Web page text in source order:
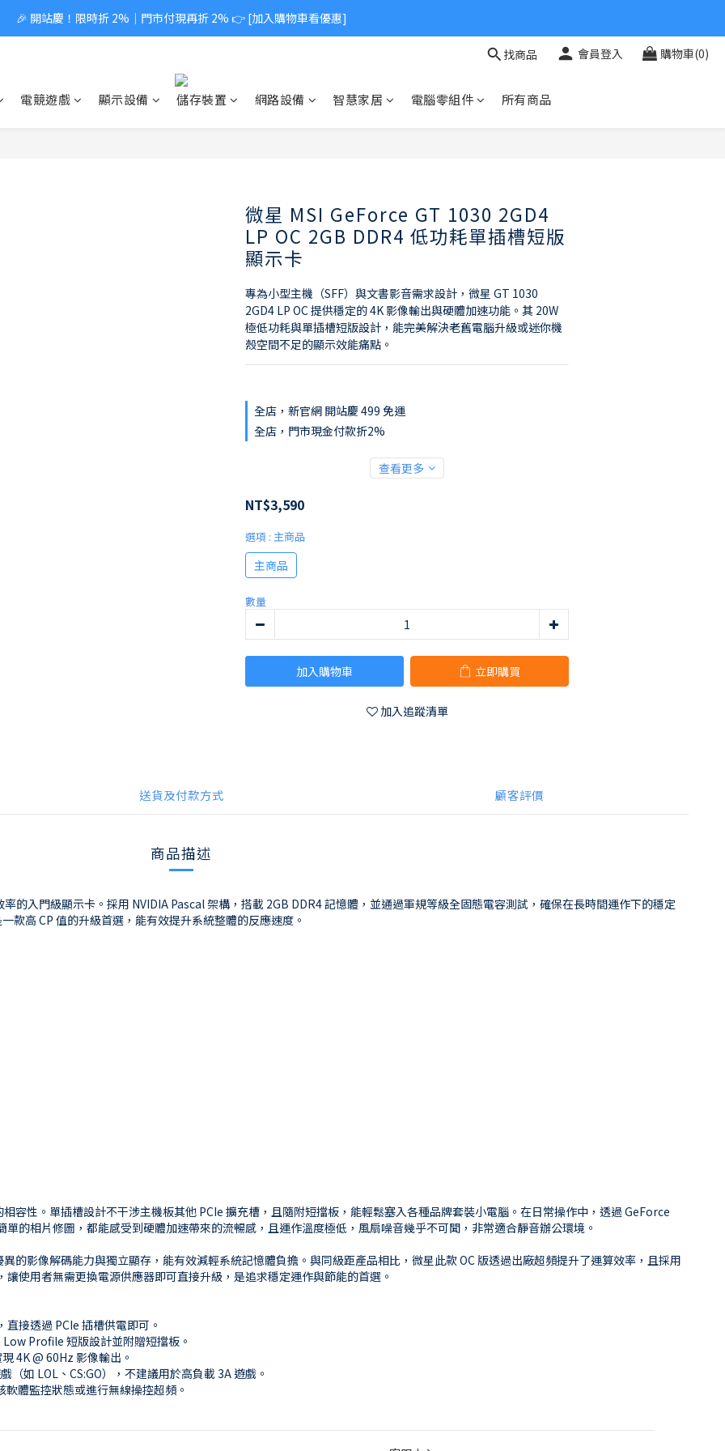
🎉 開站慶！限時折 2%｜門市付現再折 2% 👉 [加入購物車看優惠]
找商品 會員登入 購物車(0)
電競遊戲 顯示設備 儲存裝置 網路設備 智慧家居 電腦零組件 所有商品
微星 MSI GeForce GT 1030 2GD4
LP OC 2GB DDR4 低功耗單插槽短版
顯示卡
專為小型主機（SFF）與文書影音需求設計，微星 GT 1030
2GD4 LP OC 提供穩定的 4K 影像輸出與硬體加速功能。其 20W
極低功耗與單插槽短版設計，能完美解決老舊電腦升級或迷你機
殼空間不足的顯示效能痛點。
全店，新官網 開站慶 499 免運
全店，門市現金付款折2%
查看更多
NT$3,590
選項 : 主商品
主商品
數量
加入購物車 立即購買
加入追蹤清單
送貨及付款方式 顧客評價
商品描述
的入門級顯示卡。採用 NVIDIA Pascal 架構，搭載 2GB DDR4 記憶體，並通過軍規等級全固態電容測試，確保在長時間運作下的穩定
款高 CP 值的升級首選，能有效提升系統整體的反應速度。
容性。單插槽設計不干涉主機板其他 PCIe 擴充槽，且隨附短擋板，能輕鬆塞入各種品牌套裝小電腦。在日常操作中，透過 GeForce
的相片修圖，都能感受到硬體加速帶來的流暢感，且運作溫度極低，風扇噪音幾乎不可聞，非常適合靜音辦公環境。
的影像解碼能力與獨立顯存，能有效減輕系統記憶體負擔。與同級距產品相比，微星此款 OC 版透過出廠超頻提升了運算效率，且採用
使用者無需更換電源供應器即可直接升級，是追求穩定運作與節能的首選。
接透過 PCIe 插槽供電即可。
Profile 短版設計並附贈短擋板。
4K @ 60Hz 影像輸出。
如 LOL、CS:GO），不建議用於高負載 3A 遊戲。
體監控狀態或進行無線操控超頻。